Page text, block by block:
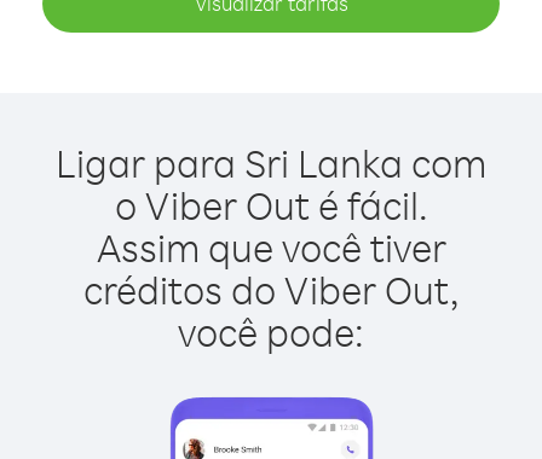
Ligar para Sri Lanka com
o Viber Out é fácil.
Assim que você tiver
créditos do Viber Out,
você pode: